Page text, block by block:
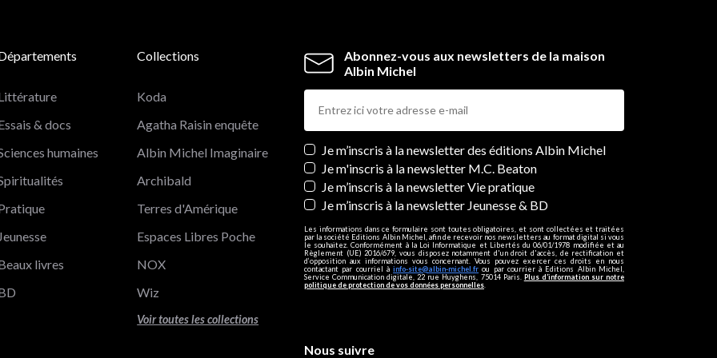
Abonnez-vous aux newsletters de la maison
Albin Michel
Newsletters
Je m’inscris à la newsletter des éditions Albin Michel
Je m'inscris à la newsletter M.C. Beaton
Je m’inscris à la newsletter Vie pratique
Je m’inscris à la newsletter Jeunesse & BD
Les informations dans ce formulaire sont toutes obligatoires, et sont collectées et traitées
par la société Editions Albin Michel, afin de recevoir nos newsletters au format digital si vous
le souhaitez. Conformément à la Loi Informatique et Libertés du 06/01/1978 modifiée et au
Règlement (UE) 2016/679, vous disposez notamment d'un droit d'accès, de rectification et
d’opposition aux informations vous concernant. Vous pouvez exercer ces droits en nous
contactant par courriel àinfo-site@albin-michel.fr ou par courrier à Editions Albin Michel,
Service Communication digitale, 22 rue Huyghens, 75014 Paris. Plus d’information sur notre
politique de protection de vos données personnelles
& docs
humaines
Jeunesse
livres
Collections
Koda
Agatha Raisin enquête
Albin Michel Imaginaire
Archibald
Terres d'Amérique
Espaces Libres Poche
NOX
Wiz
Voir toutes les collections
Nous suivre